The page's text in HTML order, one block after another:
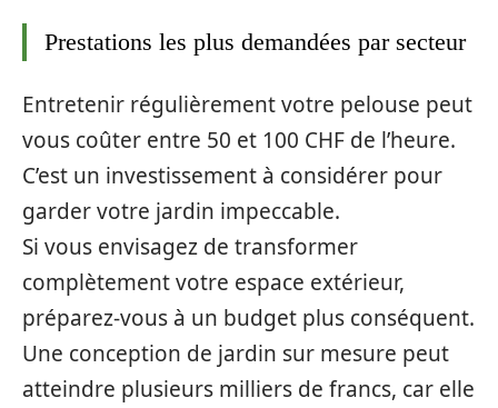
Prestations les plus demandées par secteur
Entretenir régulièrement votre pelouse peut
vous coûter entre 50 et 100 CHF de l’heure.
C’est un investissement à considérer pour
garder votre jardin impeccable.
Si vous envisagez de transformer
complètement votre espace extérieur,
préparez-vous à un budget plus conséquent.
Une conception de jardin sur mesure peut
atteindre plusieurs milliers de francs, car elle